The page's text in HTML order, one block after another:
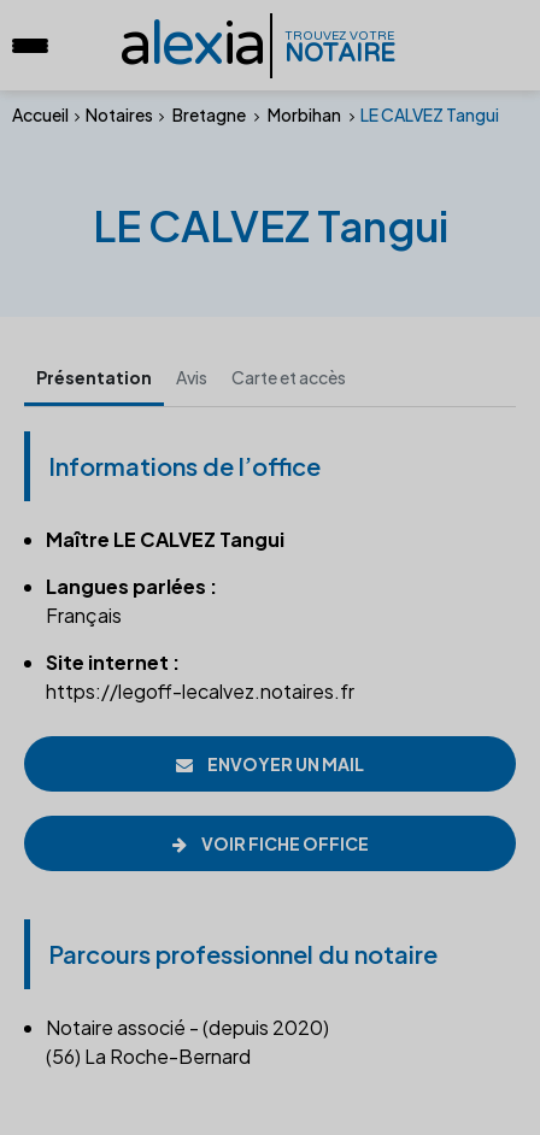
alexia TROUVEZ VOTRE
NOTAIRE
Accueil Notaires Bretagne Morbihan LE CALVEZ Tangui
LE CALVEZ Tangui
Présentation Avis Carte et accès
Informations de l’office
Maître LE CALVEZ Tangui
Langues parlées :
Français
Site internet :
https://legoff-lecalvez.notaires.fr
ENVOYER UN MAIL
VOIR FICHE OFFICE
Parcours professionnel du notaire
Notaire associé - (depuis 2020)
(56) La Roche-Bernard